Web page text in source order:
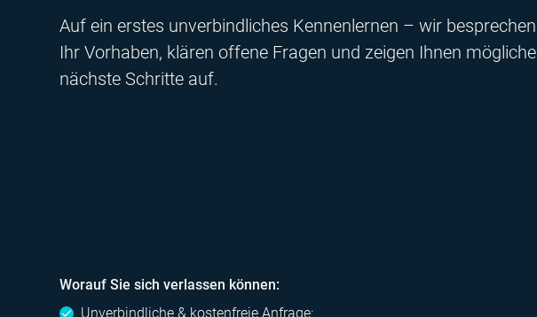
Auf ein erstes unverbindliches Kennenlernen – wir besprechen
Ihr Vorhaben, klären offene Fragen und zeigen Ihnen mögliche
nächste Schritte auf.
Worauf Sie sich verlassen können:
Unverbindliche & kostenfreie Anfrage: